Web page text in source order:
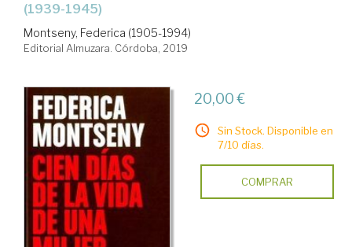
(1939-1945)
Montseny, Federica (1905-1994)
Editorial Almuzara. Córdoba, 2019
20,00 €
Sin Stock. Disponible en
7/10 días.
COMPRAR